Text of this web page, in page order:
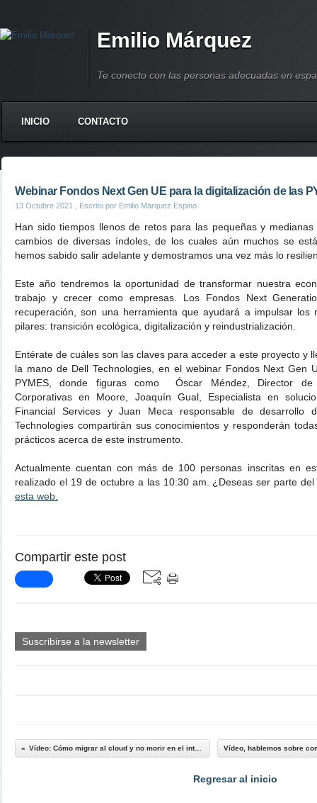
Emilio Márquez
Te conecto con las personas adecuadas en
INICIO CONTACTO
Webinar Fondos Next Gen UE para la digitalización de las
13 Octubre 2021 , Escrito por Emilio Marquez Espino
Han sido tiempos llenos de retos para las pequeñas y
cambios de diversas índoles, de los cuales aún muchos se
hemos sabido salir adelante y demostramos una vez más lo
Este año tendremos la oportunidad de transformar nuestra
trabajo y crecer como empresas. Los Fondos Next
recuperación, son una herramienta que ayudará a impulsar los
pilares: transición ecológica, digitalización y reindustrialización.
Entérate de cuáles son las claves para acceder a este proyecto y
la mano de Dell Technologies, en el webinar Fondos Next Gen
PYMES, donde figuras como Óscar Méndez, Director de
Corporativas en Moore, Joaquín Gual, Especialista en
Financial Services y Juan Meca responsable de desarrollo
Technologies compartirán sus conocimientos y responderán
prácticos acerca de este instrumento.
Actualmente cuentan con más de 100 personas inscritas en
realizado el 19 de octubre a las 10:30 am. ¿Deseas ser parte
esta web.
Compartir este post
Suscribirse a la newsletter
Vídeo: Cómo migrar al cloud y no morir en el intento
Regresar al inicio